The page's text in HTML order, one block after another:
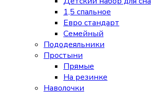
1,5 спальное
Евро стандарт
Семейный
Пододеяльники
Простыни
Прямые
На резинке
Наволочки